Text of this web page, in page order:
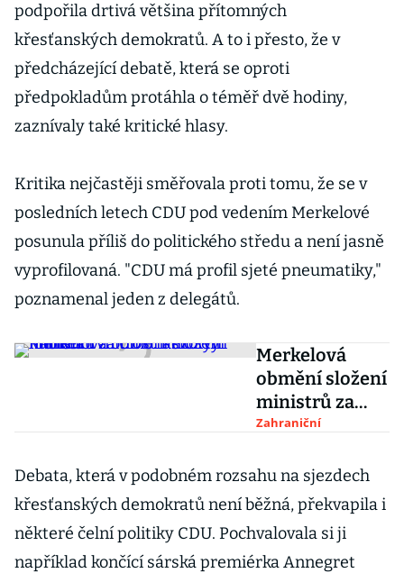
podpořila drtivá většina přítomných
křesťanských demokratů. A to i přesto, že v
předcházející debatě, která se oproti
předpokladům protáhla o téměř dvě hodiny,
zaznívaly také kritické hlasy.
Kritika nejčastěji směřovala proti tomu, že se v
posledních letech CDU pod vedením Merkelové
posunula příliš do politického středu a není jasně
vyprofilovaná. "CDU má profil sjeté pneumatiky,"
poznamenal jeden z delegátů.
Merkelová
obmění složení
ministrů za
CDU. Rezorty
vnitrostranický
m kritikům
Zahraniční
Debata, která v podobném rozsahu na sjezdech
křesťanských demokratů není běžná, překvapila i
některé čelní politiky CDU. Pochvalovala si ji
například končící sárská premiérka Annegret